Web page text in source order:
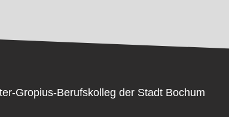
Gropius-Berufskolleg der Stadt Bochum